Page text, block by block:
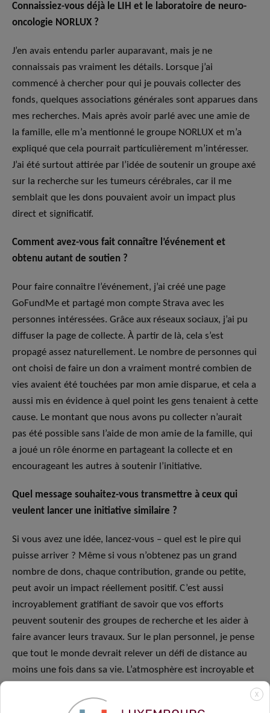
Connaissiez-vous déjà le LIH et le laboratoire de neuro-
oncologie NORLUX ?
J’en avais entendu parler auparavant, mais je ne
connaissais pas vraiment les détails. Lorsque j’ai
commencé à chercher pour qui je pouvais collecter des
fonds, quelques associations générales sont apparues dans
mes recherches. Mais après avoir parlé avec une amie de
la famille, elle m’a mentionné le groupe NORLUX et m’a
expliqué que cela pourrait particulièrement m’intéresser.
J’ai été surtout attirée par l’idée de soutenir un groupe axé
sur la recherche sur les tumeurs cérébrales, car il me
semblait que les dons pouvaient avoir un impact plus
direct et significatif.
Comment avez-vous fait connaître l’événement et
obtenu autant de soutien ?
Pour faire connaître l’événement, j’ai créé une page
GoFundMe et partagé mon compte Strava avec les
personnes intéressées. Grâce aux réseaux sociaux, j’ai pu
diffuser la page de collecte. À partir de là, cela s’est
propagé assez naturellement. Le nombre de personnes qui
ont choisi de faire un don a vraiment montré combien de
vies avaient été touchées par mon amie disparue, et cela a
aussi mis en évidence à quel point les gens tenaient à cette
cause. Le montant que nous avons pu collecter n’aurait
pas été possible sans l’aide de mon amie de la famille, qui
a joué un rôle énorme en partageant la collecte et en
encourageant les autres à soutenir l’initiative.
Quel message souhaitez-vous transmettre à ceux qui
veulent lancer une initiative similaire ?
Si vous avez une idée, lancez-vous – quel est le pire qui
puisse arriver ? Même si vous n’obtenez pas un grand
nombre de dons, chaque contribution, grande ou petite,
peut avoir un impact réellement positif. C’est aussi
incroyablement gratifiant de savoir que vos efforts
peuvent soutenir des groupes de recherche et les aider à
faire avancer leurs travaux. Sur le plan personnel, je pense
que tout le monde devrait relever un défi de distance au
moins une fois dans sa vie. L’atmosphère est incroyable et
inoubliable. Des initiatives comme celle-ci sont
X